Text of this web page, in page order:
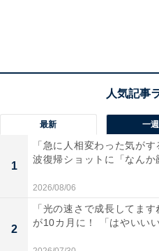
最新 一
1
「急に人相変わった気が
波復帰ショットに「なん
2026/08/06
2
「光の速さで成長してま
が10カ月に！ 「はやいい